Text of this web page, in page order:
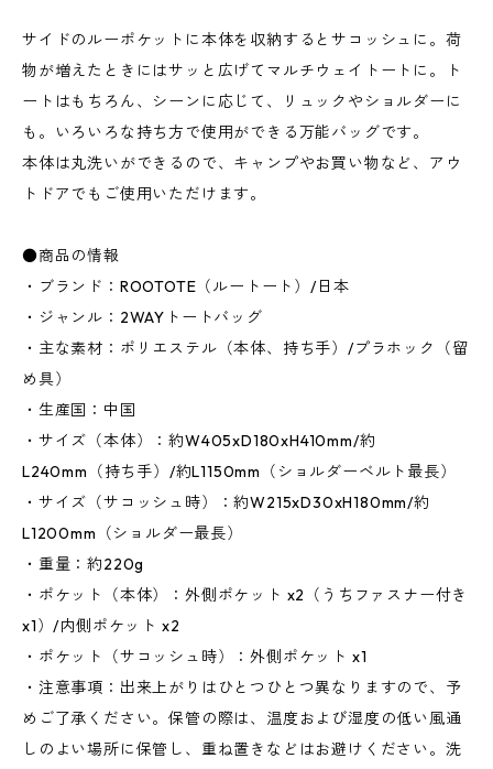
サイドのルーポケットに本体を収納するとサコッシュに。荷
物が増えたときにはサッと広げてマルチウェイトートに。ト
ートはもちろん、シーンに応じて、リュックやショルダーに
も。いろいろな持ち方で使用ができる万能バッグです。
本体は丸洗いができるので、キャンプやお買い物など、アウ
トドアでもご使用いただけます。
●商品の情報
・ブランド：ROOTOTE（ルートート）/日本
・ジャンル：2WAYトートバッグ
・主な素材：ポリエステル（本体、持ち手）/プラホック（留
め具）
・生産国：中国
・サイズ（本体）：約W405xD180xH410mm/約
L240mm（持ち手）/約L1150mm（ショルダーベルト最長）
・サイズ（サコッシュ時）：約W215xD30xH180mm/約
L1200mm（ショルダー最長）
・重量：約220g
・ポケット（本体）：外側ポケット x2（うちファスナー付き
x1）/内側ポケット x2
・ポケット（サコッシュ時）：外側ポケット x1
・注意事項：出来上がりはひとつひとつ異なりますので、予
めご了承ください。保管の際は、温度および湿度の低い風通
しのよい場所に保管し、重ね置きなどはお避けください。洗